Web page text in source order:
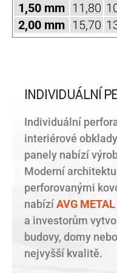
1,50 mm 11,80
2,00 mm 15,70
INDIVIDUÁLNÍ
Individuální
interiérové
panely nabízí
Moderní
perforovanými
nabízíAVG METAL
a investorům
budovy, domy
nejvyšší kvalitě.